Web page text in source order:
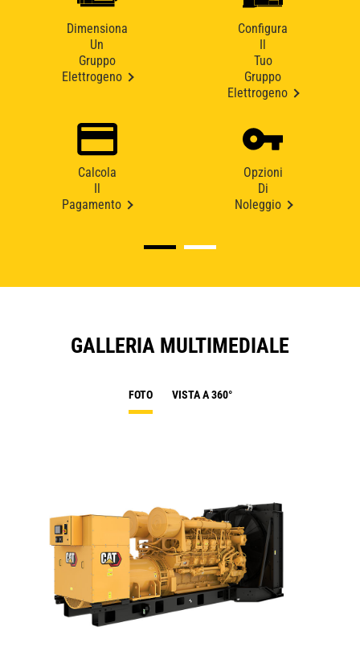
Dimensiona
Un
Gruppo
Elettrogeno
Configura
Tuo
Gruppo
Elettrogeno
Calcola
Pagamento
Opzioni
Di
Noleggio
GALLERIA MULTIMEDIALE
FOTO VISTA A 360°